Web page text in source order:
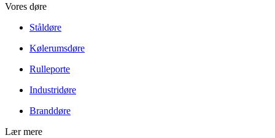
Vores døre
Ståldøre
Kølerumsdøre
Rulleporte
Industridøre
Branddøre
Lær mere